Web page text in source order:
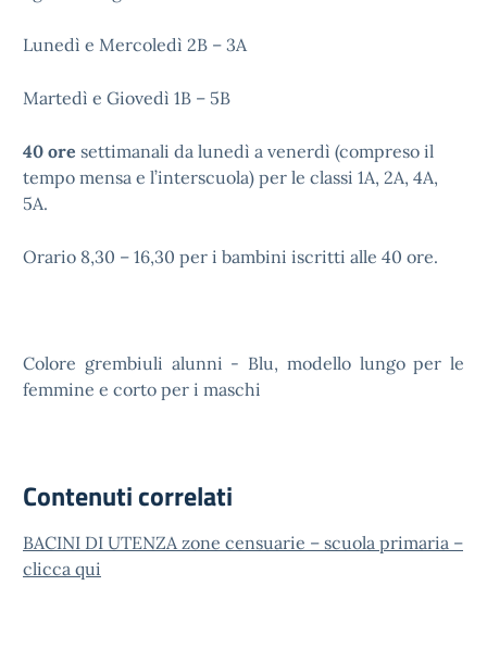
Lunedì e Mercoledì 2B – 3A
Martedì e Giovedì 1B – 5B
40 ore settimanali da lunedì a venerdì (compreso il
tempo mensa e l’interscuola) per le classi 1A, 2A, 4A,
5A.
Orario 8,30 – 16,30 per i bambini iscritti alle 40 ore.
Colore grembiuli alunni - Blu, modello lungo per le
femmine e corto per i maschi
Contenuti correlati
BACINI DI UTENZA zone censuarie – scuola primaria –
clicca qui